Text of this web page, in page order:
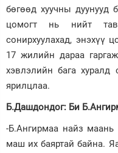
бөгөөд хуучны дуунууд
цомогт нь нийт
сонирхуулахад, энэхүү
17 жилийн дараа
хэвлэлийн бага
ярилцлаа.
Б.Дашдондог: Би
-Б.Ангирмаа найз
маш их баяртай байна.